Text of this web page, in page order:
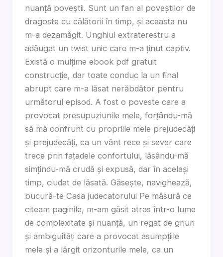
nuanță poveștii. Sunt un fan al poveștilor de
dragoste cu călătorii în timp, și aceasta nu
m-a dezamăgit. Unghiul extraterestru a
adăugat un twist unic care m-a ținut captiv.
Există o mulțime ebook pdf gratuit
construcție, dar toate conduc la un final
abrupt care m-a lăsat nerăbdător pentru
următorul episod. A fost o poveste care a
provocat presupuziunile mele, forțându-mă
să mă confrunt cu propriile mele prejudecăți
și prejudecăți, ca un vânt rece și sever care
trece prin fațadele confortului, lăsându-mă
simțindu-mă crudă și expusă, dar în același
timp, ciudat de lăsată. Găsește, navighează,
bucură-te Casa judecatorului Pe măsură ce
citeam paginile, m-am găsit atras într-o lume
de complexitate și nuanță, un regat de griuri
și ambiguități care a provocat asumpțiile
mele și a lărgit orizonturile mele, ca un